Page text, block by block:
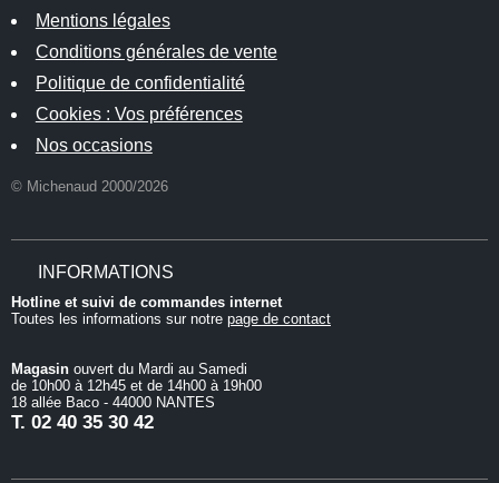
Mentions légales
Conditions générales de vente
Politique de confidentialité
Cookies : Vos préférences
Nos occasions
© Michenaud 2000/2026
INFORMATIONS
Hotline et suivi de commandes internet
Toutes les informations sur notre page de contact
Magasin ouvert du Mardi au Samedi
de 10h00 à 12h45 et de 14h00 à 19h00
18 allée Baco - 44000 NANTES
T. 02 40 35 30 42